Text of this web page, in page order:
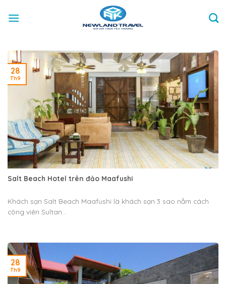
Salt Beach Hotel trên đảo Maafushi
Khách sạn Salt Beach Maafushi là khách sạn 3 sao nằm cách
công viên Sultan...
28
Th9
28
Th9